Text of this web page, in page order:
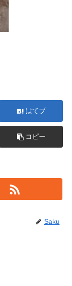
はてブ
コピー
Saku